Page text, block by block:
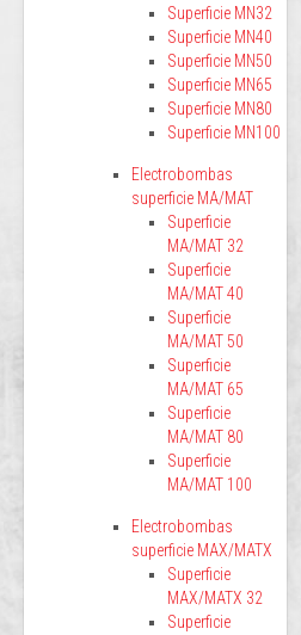
Superficie MN32
Superficie MN40
Superficie MN50
Superficie MN65
Superficie MN80
Superficie MN100
Electrobombas
superficie MA/MAT
Superficie
MA/MAT 32
Superficie
MA/MAT 40
Superficie
MA/MAT 50
Superficie
MA/MAT 65
Superficie
MA/MAT 80
Superficie
MA/MAT 100
Electrobombas
superficie MAX/MATX
Superficie
MAX/MATX 32
Superficie